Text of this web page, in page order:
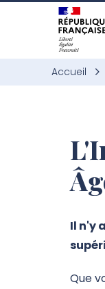
Aller à l’entête de
Aller au menu
Aller au contenu
Aller à la recherche
Passer aux cookies
Aller au pied de page
Accueil
Il n'y
Que